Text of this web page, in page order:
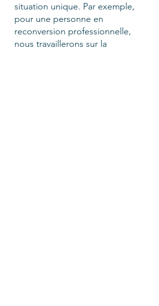
situation unique. Par exemple,
pour une personne en
reconversion professionnelle,
nous travaillerons sur la